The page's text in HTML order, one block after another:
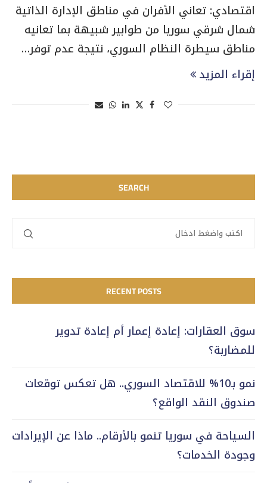
اقتصادي: تعاني الأفران في مناطق الإدارة الذاتية
شمال شرقي سوريا من طوابير شبيهة بما تعانيه
مناطق سيطرة النظام السوري، نتيجة عدم توفر…
إقراء المزيد
SEARCH
RECENT POSTS
سوق العقارات: إعادة إعمار أم إعادة تدوير
للمضاربة؟
نمو بـ10% للاقتصاد السوري.. هل تعكس توقعات
صندوق النقد الواقع؟
السياحة في سوريا تنمو بالأرقام.. ماذا عن الإيرادات
وجودة الخدمات؟